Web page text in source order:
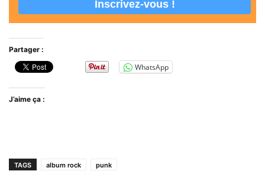
Partager :
WhatsApp
J’aime ça :
TAGS album rock punk